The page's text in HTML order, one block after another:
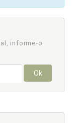
informe-o
Ok